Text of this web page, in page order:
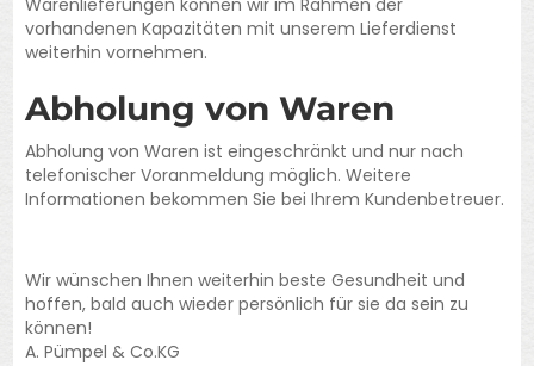
Warenlieferungen können wir im Rahmen der
vorhandenen Kapazitäten mit unserem Lieferdienst
weiterhin vornehmen.
Abholung von Waren
Abholung von Waren ist eingeschränkt und nur nach
telefonischer Voranmeldung möglich. Weitere
Informationen bekommen Sie bei Ihrem Kundenbetreuer.
Wir wünschen Ihnen weiterhin beste Gesundheit und
hoffen, bald auch wieder persönlich für sie da sein zu
können!
A. Pümpel & Co.KG